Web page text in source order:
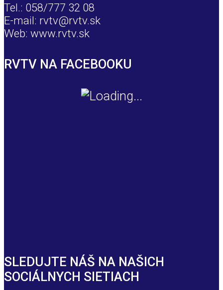
Tel.: 058/777 32 08
E-mail: rvtv@rvtv.sk
Web: www.rvtv.sk
RVTV NA FACEBOOKU
SLEDUJTE NÁŠ NA NAŠICH
SOCIÁLNYCH SIETIACH